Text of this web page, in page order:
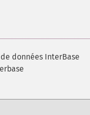
données InterBase